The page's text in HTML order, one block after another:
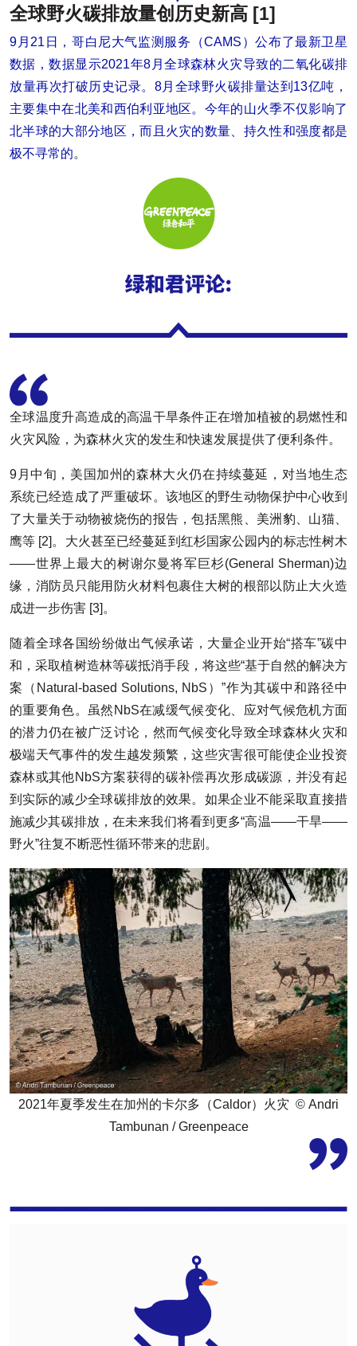
全球野火碳排放量创历史新高 [1]
9月21日，哥白尼大气监测服务（CAMS）公布了最新卫星
数据，数据显示2021年8月全球森林火灾导致的二氧化碳排
放量再次打破历史记录。8月全球野火碳排量达到13亿吨，
主要集中在北美和西伯利亚地区。今年的山火季不仅影响了
北半球的大部分地区，而且火灾的数量、持久性和强度都是
极不寻常的。
全球温度升高造成的高温干旱条件正在增加植被的易燃性和
火灾风险，为森林火灾的发生和快速发展提供了便利条件。
9月中旬，美国加州的森林大火仍在持续蔓延，对当地生态
系统已经造成了严重破坏。该地区的野生动物保护中心收到
了大量关于动物被烧伤的报告，包括黑熊、美洲豹、山猫、
鹰等 [2]。大火甚至已经蔓延到红杉国家公园内的标志性树木
——世界上最大的树谢尔曼将军巨杉(General Sherman)边
缘，消防员只能用防火材料包裹住大树的根部以防止大火造
成进一步伤害 [3]。
随着全球各国纷纷做出气候承诺，大量企业开始“搭车”碳中
和，采取植树造林等碳抵消手段，将这些“基于自然的解决方
案（Natural-based Solutions, NbS）”作为其碳中和路径中
的重要角色。虽然NbS在减缓气候变化、应对气候危机方面
的潜力仍在被广泛讨论，然而气候变化导致全球森林火灾和
极端天气事件的发生越发频繁，这些灾害很可能使企业投资
森林或其他NbS方案获得的碳补偿再次形成碳源，并没有起
到实际的减少全球碳排放的效果。如果企业不能采取直接措
施减少其碳排放，在未来我们将看到更多“高温——干旱——
野火”往复不断恶性循环带来的悲剧。
2021年夏季发生在加州的卡尔多（Caldor）火灾 © Andri
Tambunan / Greenpeace